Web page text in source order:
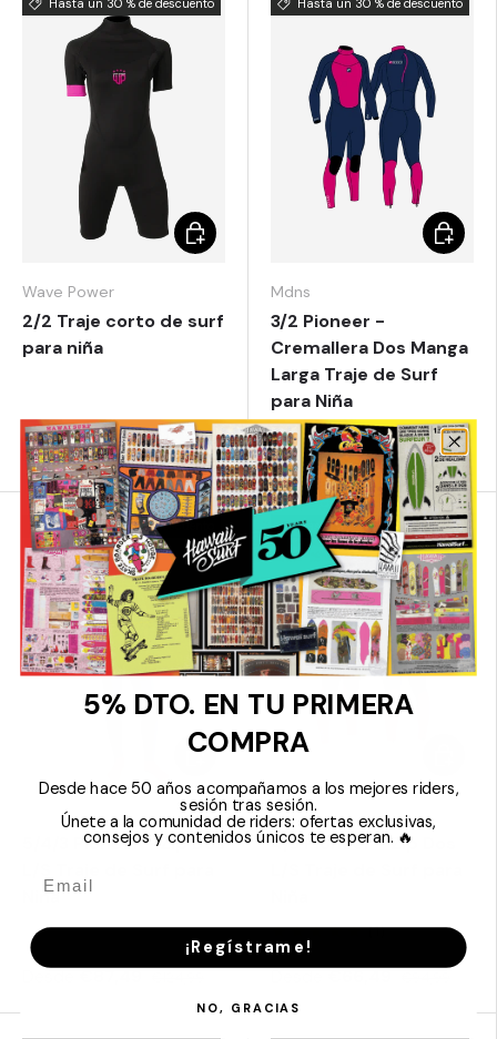
Hasta un 30 % de descuento
Wave Power
2/2 Traje corto de surf
para niña
Desde€34,99 €49,99
Elegir opciones
Hasta un 30 % de descuento
Mdns
3/2 Pioneer -
Cremallera Dos Manga
Larga Traje de Surf
para Niña
Desde€59,49 €84,99
Elegir
Hasta un 30 % de descuento
Mdns
5/4/3 Pioneer - Zip Dos
Niña
Elegir opciones
Hasta un 30 % de descuento
Mdns
4/3 Pioneer - Zip Dos
(1)
5% DTO. EN TU PRIMERA
COMPRA
Desde hace 50 años acompañamos a los mejores riders,
sesión tras sesión.
Únete a la comunidad de riders: ofertas exclusivas,
consejos y contenidos únicos te esperan. 🔥
¡Regístrame!
NO, GRACIAS